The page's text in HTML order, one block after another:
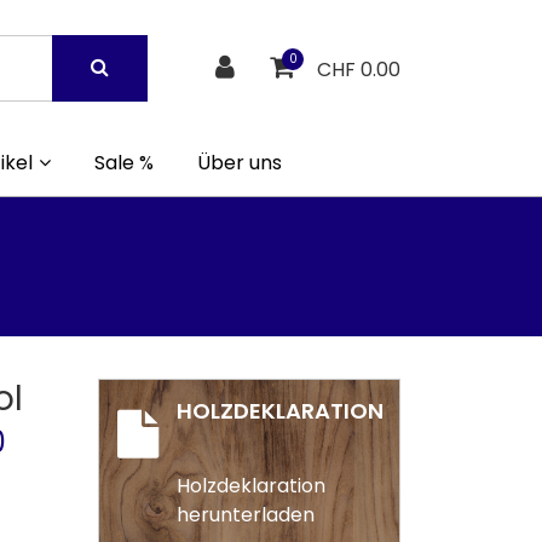
0 CHF 0.00
Sale % Über uns
HOLZDEKLARATION
Holzdeklaration
herunterladen